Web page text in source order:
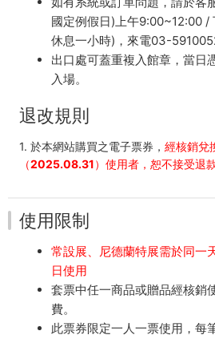
國定例假日)上午9:00~12:00 /
休息一小時)，來電03-
出口處可蓋重複入館章，當日
入場。
退改規則
1. 於本網站購買之電子票券， 經核銷兌
（2025.08.31）使用者，恕不接受退
使用限制
常設展、尼德蘭特展需於同一
日使用
套票中任一商品或贈品經核銷
費。
此票券限定一人一票使用，每